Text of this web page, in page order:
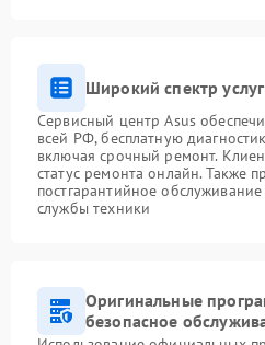
Широкий спектр услуг
Сервисный центр Asus
всей РФ, бесплатную
включая срочный ремонт.
статус ремонта онлайн. Также
постгарантийное
службы техники
Оригинальные
безопасное